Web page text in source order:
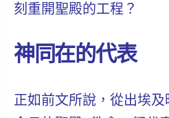
刻重開聖殿的工程？
神同在的代表
正如前文所說，從出埃